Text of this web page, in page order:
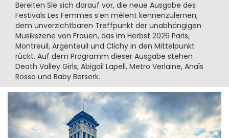
Bereiten Sie sich darauf vor, die neue Ausgabe des
Festivals Les Femmes s’en mêlent kennenzulernen,
dem unverzichtbaren Treffpunkt der unabhängigen
Musikszene von Frauen, das im Herbst 2026 Paris,
Montreuil, Argenteuil und Clichy in den Mittelpunkt
rückt. Auf dem Programm dieser Ausgabe stehen
Death Valley Girls, Abigail Lapell, Metro Verlaine, Anaïs
Rosso und Baby Berserk.